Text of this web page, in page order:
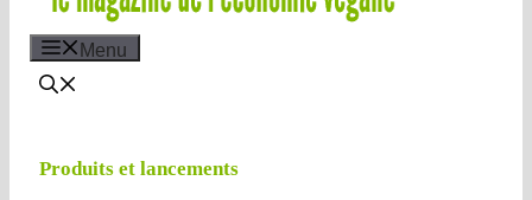
Menu
Produits et lancements